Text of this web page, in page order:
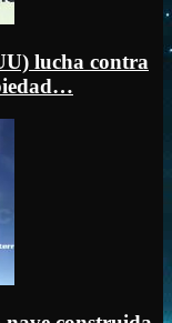
lucha contra